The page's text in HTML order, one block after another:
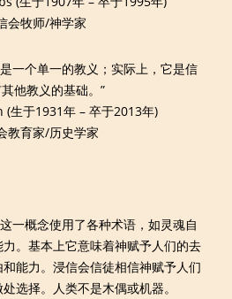
会牧师/神学家
一个单一的教义；实际上，它是信
他教义的基础。”
(生于1931年 – 卒于2013年)
教育家/历史学家
一概念使用了各种术语，如灵魂自
。基本上它意味着神赋予人们的去
能力。浸信会信徒相信神赋予人们
择。人类不是木偶或机器。